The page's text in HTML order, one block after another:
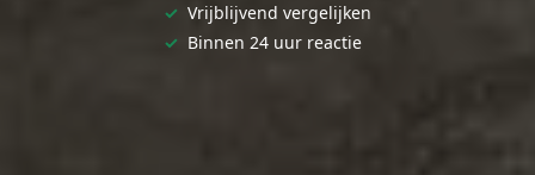
✓ Vrijblijvend vergelijken
✓ Binnen 24 uur reactie